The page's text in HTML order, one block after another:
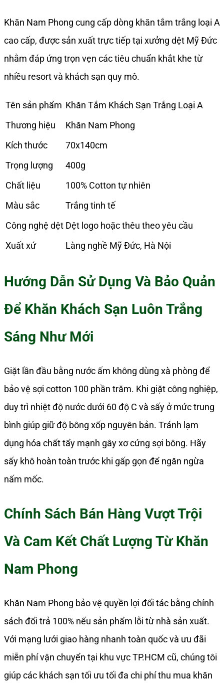
Khăn Nam Phong cung cấp dòng khăn tắm trắng loại A
cao cấp, được sản xuất trực tiếp tại xưởng dệt Mỹ Đức
nhằm đáp ứng trọn vẹn các tiêu chuẩn khắt khe từ
nhiều resort và khách sạn quy mô.
Tên sản phẩm Khăn Tắm Khách Sạn Trắng Loại A
Thương hiệu
Khăn Nam Phong
Kích thước
70x140cm
Trọng lượng
400g
Chất liệu
100% Cotton tự nhiên
Màu sắc
Trắng tinh tế
Công nghệ dệt Dệt logo hoặc thêu theo yêu cầu
Xuất xứ
Làng nghề Mỹ Đức, Hà Nội
Hướng Dẫn Sử Dụng Và Bảo Quản
Để Khăn Khách Sạn Luôn Trắng
Sáng Như Mới
Giặt lần đầu bằng nước ấm không dùng xà phòng để
bảo vệ sợi cotton 100 phần trăm. Khi giặt công nghiệp,
duy trì nhiệt độ nước dưới 60 độ C và sấy ở mức trung
bình giúp giữ độ bông xốp nguyên bản. Tránh lạm
dụng hóa chất tẩy mạnh gây xơ cứng sợi bông. Hãy
sấy khô hoàn toàn trước khi gấp gọn để ngăn ngừa
nấm mốc.
Chính Sách Bán Hàng Vượt Trội
Và Cam Kết Chất Lượng Từ Khăn
Nam Phong
Khăn Nam Phong bảo vệ quyền lợi đối tác bằng chính
sách đổi trả 100% nếu sản phẩm lỗi từ nhà sản xuất.
Với mạng lưới giao hàng nhanh toàn quốc và ưu đãi
miễn phí vận chuyển tại khu vực TP.HCM cũ, chúng tôi
giúp các khách sạn tối ưu tối đa chi phí thu mua khăn